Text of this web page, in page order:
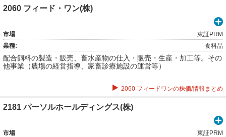
2060 フィード・ワン(株)
市場
東証PRM
業種:
食料品
配合飼料の製造・販売、畜水産物の仕入・販売・生産・加工等。その
他事業（農場の経営指導、家畜診療施設の運営等）
2060 フィードワンの株価/情報まとめ
2181 パーソルホールディングス(株)
市場
東証PRM